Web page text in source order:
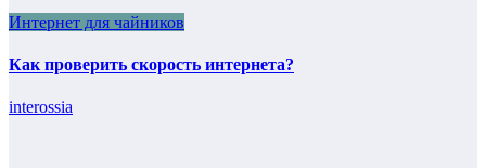
Интернет для чайников
Как проверить скорость интернета?
interossia